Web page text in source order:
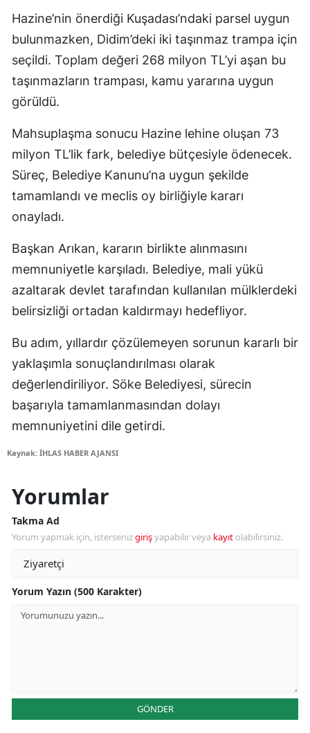
Hazine’nin önerdiği Kuşadası’ndaki parsel uygun
bulunmazken, Didim’deki iki taşınmaz trampa için
seçildi. Toplam değeri 268 milyon TL’yi aşan bu
taşınmazların trampası, kamu yararına uygun
görüldü.
Mahsuplaşma sonucu Hazine lehine oluşan 73
milyon TL’lik fark, belediye bütçesiyle ödenecek.
Süreç, Belediye Kanunu’na uygun şekilde
tamamlandı ve meclis oy birliğiyle kararı
onayladı.
Başkan Arıkan, kararın birlikte alınmasını
memnuniyetle karşıladı. Belediye, mali yükü
azaltarak devlet tarafından kullanılan mülklerdeki
belirsizliği ortadan kaldırmayı hedefliyor.
Bu adım, yıllardır çözülemeyen sorunun kararlı bir
yaklaşımla sonuçlandırılması olarak
değerlendiriliyor. Söke Belediyesi, sürecin
başarıyla tamamlanmasından dolayı
memnuniyetini dile getirdi.
Kaynak: İHLAS HABER AJANSI
Yorumlar
Takma Ad
Yorum yapmak için, istersenizgirişyapabilir veya kayıt olabilirsiniz.
Yorum Yazın (500 Karakter)
GÖNDER